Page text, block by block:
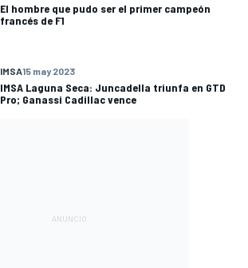
El hombre que pudo ser el primer campeón
francés de F1
IMSA15 may 2023
IMSA Laguna Seca: Juncadella triunfa en GTD
Pro; Ganassi Cadillac vence